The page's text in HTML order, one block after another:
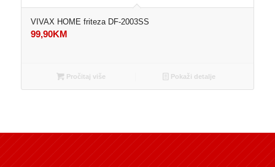
VIVAX HOME friteza DF-2003SS
99,90KM
Pročitaj više Pokaži detalje